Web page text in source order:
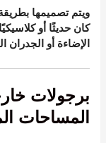
ويتم تصميمها
كان حديثًا أو
الإضاءة أو الجدران
برجولات
المساحات